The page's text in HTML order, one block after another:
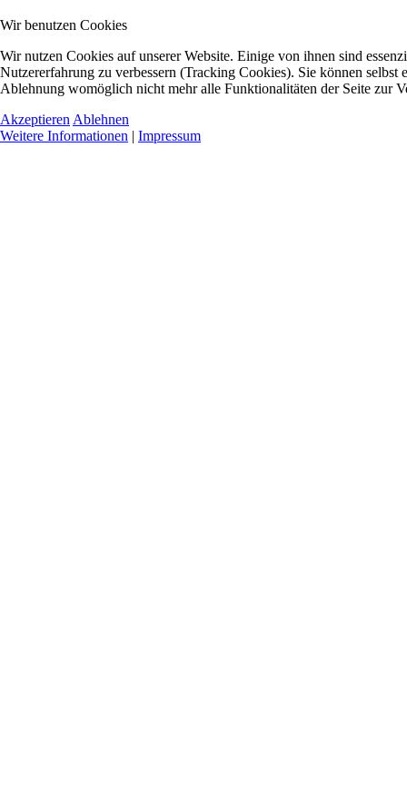
Wir benutzen Cookies
Wir nutzen Cookies auf unserer Website. Einige von ihnen sind
Nutzererfahrung zu verbessern (Tracking Cookies). Sie können selbst
Ablehnung womöglich nicht mehr alle Funktionalitäten der Seite zur
Akzeptieren Ablehnen
Weitere Informationen | Impressum